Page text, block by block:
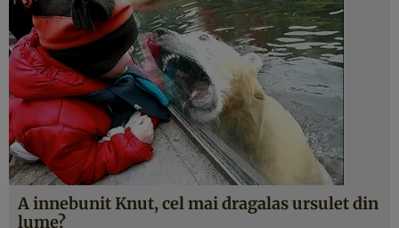
A innebunit Knut, cel mai dragalas ursulet din
lume?